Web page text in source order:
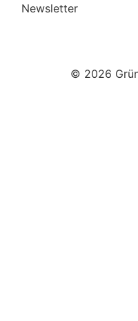
Newsletter
© 2026